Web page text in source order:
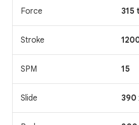
Force 315
Stroke
SPM 15
Slide 390